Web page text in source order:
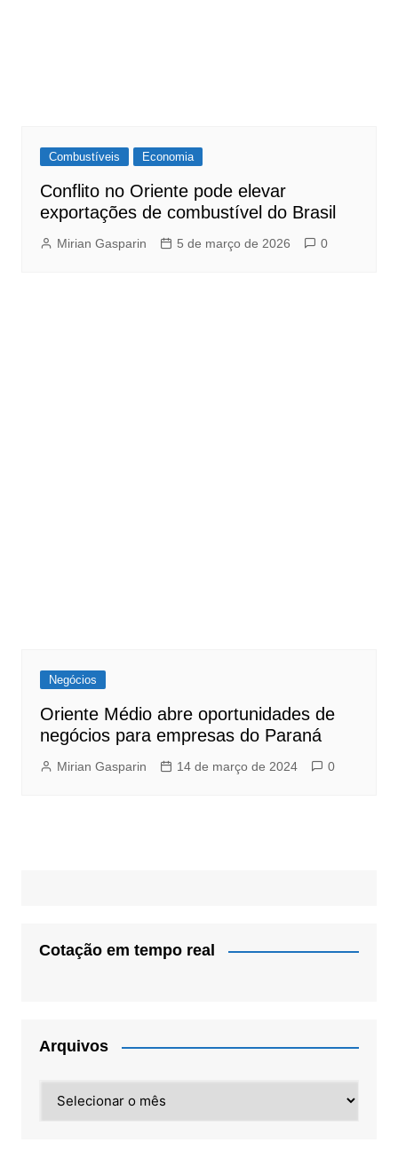
Combustíveis Economia
Conflito no Oriente pode elevar
exportações de combustível do Brasil
Mirian Gasparin 5 de março de 2026 0
Negócios
Oriente Médio abre oportunidades de
negócios para empresas do Paraná
Mirian Gasparin 14 de março de 2024 0
Cotação em tempo real
Arquivos